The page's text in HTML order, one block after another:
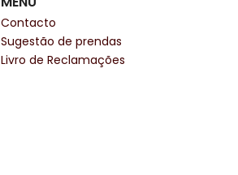
Contacto
Sugestão de prendas
Livro de Reclamações